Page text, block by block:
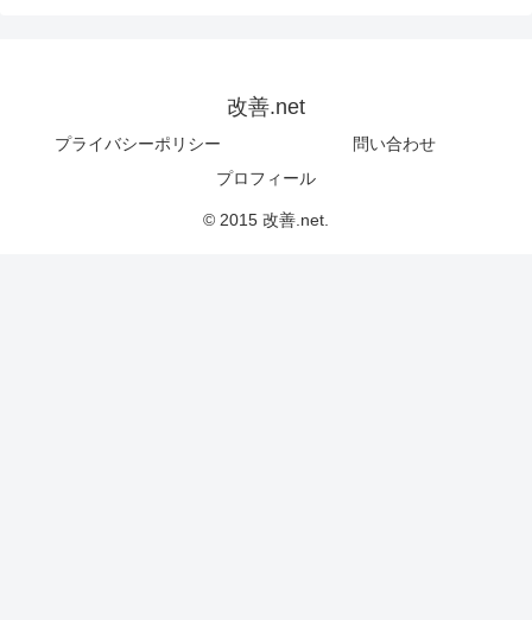
改善.net
プライバシーポリシー
問い合わせ
プロフィール
© 2015 改善.net.